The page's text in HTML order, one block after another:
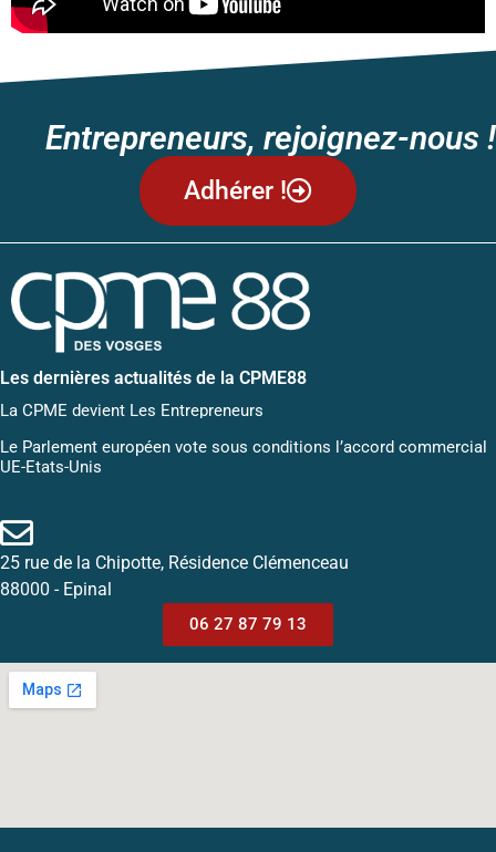
Entrepreneurs, rejoignez-nous !
Adhérer !
Les dernières actualités de la CPME88
La CPME devient Les Entrepreneurs
Le Parlement européen vote sous conditions l’accord commercial
UE-Etats-Unis
25 rue de la Chipotte, Résidence Clémenceau
88000 - Epinal
06 27 87 79 13